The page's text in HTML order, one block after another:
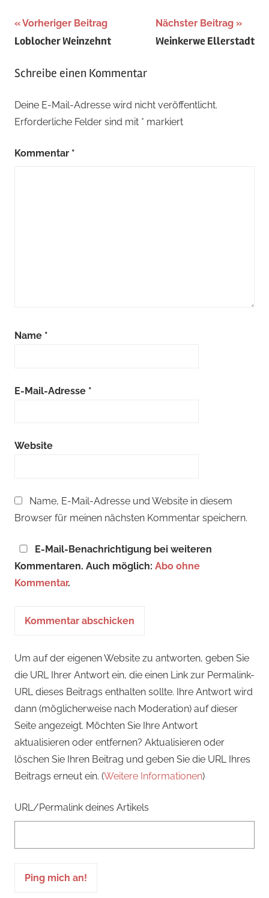
Schlagwörter:
Juli,
Weinstraße
Beitragsnavigation
Vorheriger Beitrag
Loblocher Weinzehnt
Nächster Beitrag
Weinkerwe Ellerstadt
Schreibe einen Kommentar
Deine E-Mail-Adresse wird nicht veröffentlicht.
Erforderliche Felder sind mit * markiert
Kommentar *
Name *
E-Mail-Adresse *
Website
Name, E-Mail-Adresse und Website in diesem
Browser für meinen nächsten Kommentar speichern.
E-Mail-Benachrichtigung bei weiteren
Kommentaren. Auch möglich: Abo ohne
Kommentar.
Um auf der eigenen Website zu antworten, geben Sie
die URL Ihrer Antwort ein, die einen Link zur Permalink-
URL dieses Beitrags enthalten sollte. Ihre Antwort wird
dann (möglicherweise nach Moderation) auf dieser
Seite angezeigt. Möchten Sie Ihre Antwort
aktualisieren oder entfernen? Aktualisieren oder
löschen Sie Ihren Beitrag und geben Sie die URL Ihres
Beitrags erneut ein. (Weitere Informationen)
URL/Permalink deines Artikels